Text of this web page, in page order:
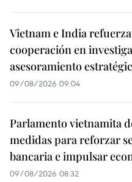
Vietnam e India
cooperación en
asesoramiento
09/08/2026 09:04
Parlamento vietnamita
medidas para reforzar
bancaria e impulsar
09/08/2026 08:32